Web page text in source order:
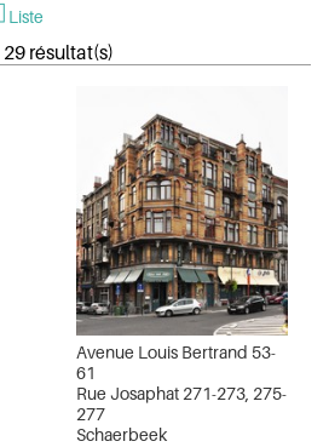
Liste
29 résultat(s)
Avenue Louis Bertrand 53-
61
Rue Josaphat 271-273, 275-
277
Schaerbeek